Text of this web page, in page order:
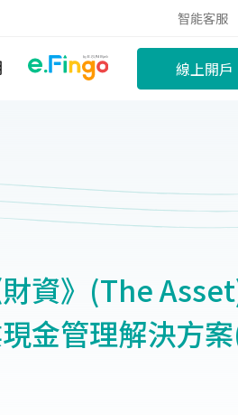
智能客服
線上開戶
資》(The
金管理解決方